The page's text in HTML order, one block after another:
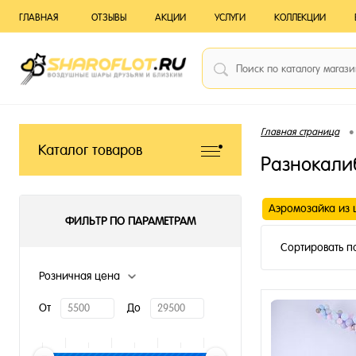
ГЛАВНАЯ ОТЗЫВЫ АКЦИИ УСЛУГИ КОЛЛЕКЦИИ
Каталог товаров
ФИЛЬТР ПО ПАРАМЕТРАМ
Розничная цена
От До
Главная страница •
Аэромозайка из
Сортировать